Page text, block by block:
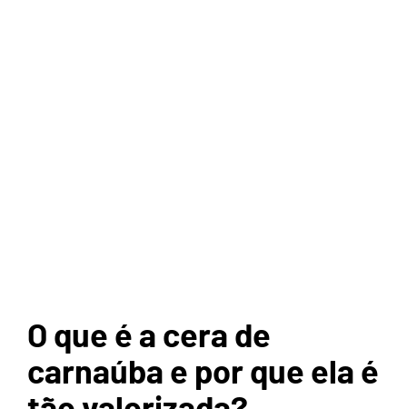
O que é a cera de
carnaúba e por que ela é